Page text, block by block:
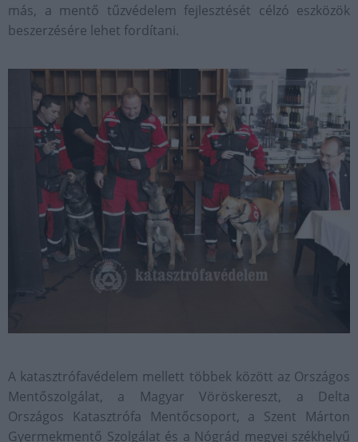
más, a mentő tűzvédelem fejlesztését célzó eszközök
beszerzésére lehet fordítani.
A katasztrófavédelem mellett többek között az Országos
Mentőszolgálat, a Magyar Vöröskereszt, a Delta
Országos Katasztrófa Mentőcsoport, a Szent Márton
Gyermekmentő Szolgálat és a Nógrád megyei székhelyű